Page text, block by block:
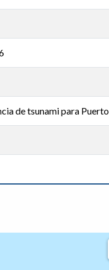
de tsunami para